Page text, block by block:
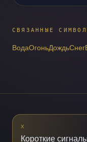
СВЯЗАННЫЕ
ВодаОгоньДождьСнег
X
Короткие